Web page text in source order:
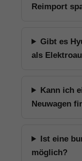
Reimport
Gibt es
als
Kann ich
Neuwagen
Ist eine
möglich?